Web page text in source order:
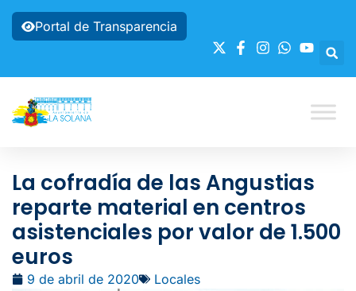
Portal de Transparencia
La cofradía de las Angustias
reparte material en centros
asistenciales por valor de 1.500
euros
9 de abril de 2020 Locales